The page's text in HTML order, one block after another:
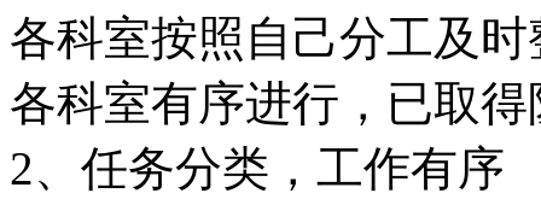
各科室按照自己分工及
各科室有序进行，已取
2、任务分类，工作有序